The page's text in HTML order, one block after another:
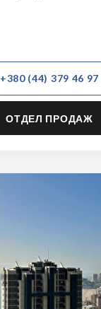
+380 (44) 379 46 97
ОТДЕЛ ПРОДАЖ